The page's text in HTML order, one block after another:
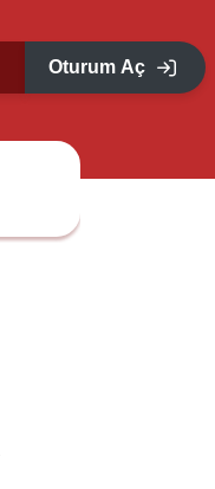
Oturum Aç